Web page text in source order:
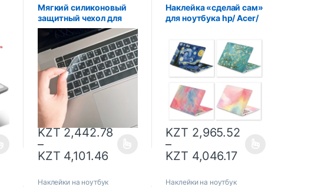
Мягкий силиконовый
защитный чехол для
клавиатуры RUSSIAN
UKRAINE, ЕС, США, для
Macbook Pro Air 13, 15,
14, 16, M1 A2337
A2442A2681A2338A215
9
KZT2,442.78
–
KZT 4,101.46
Наклейка «сделай сам»
для ноутбука hp/ Acer/
Sony/Xiaomi/macbook
air
KZT 2,965.52
–
KZT 4,046.17
Наклейки на ноутбук Наклейки на ноутбук